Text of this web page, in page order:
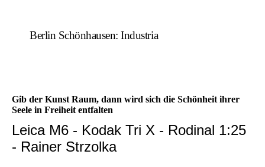
Berlin Schönhausen: Industria
Gib der Kunst Raum, dann wird sich die Schönheit ihrer
Seele in Freiheit entfalten
Leica M6 - Kodak Tri X - Rodinal 1:25
- Rainer Strzolka